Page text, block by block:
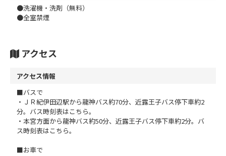
●洗濯機・洗剤（無料）
●全室禁煙
アクセス
アクセス情報
■バスで
・ＪＲ紀伊田辺駅から龍神バス約70分、近露王子バス停下車約2
分。バス時刻表はこちら。
・本宮方面から龍神バス約50分、近露王子バス停下車約2分。バ
ス時刻表はこちら。
■お車で